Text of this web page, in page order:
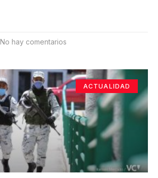
No hay comentarios
ACTUALIDAD